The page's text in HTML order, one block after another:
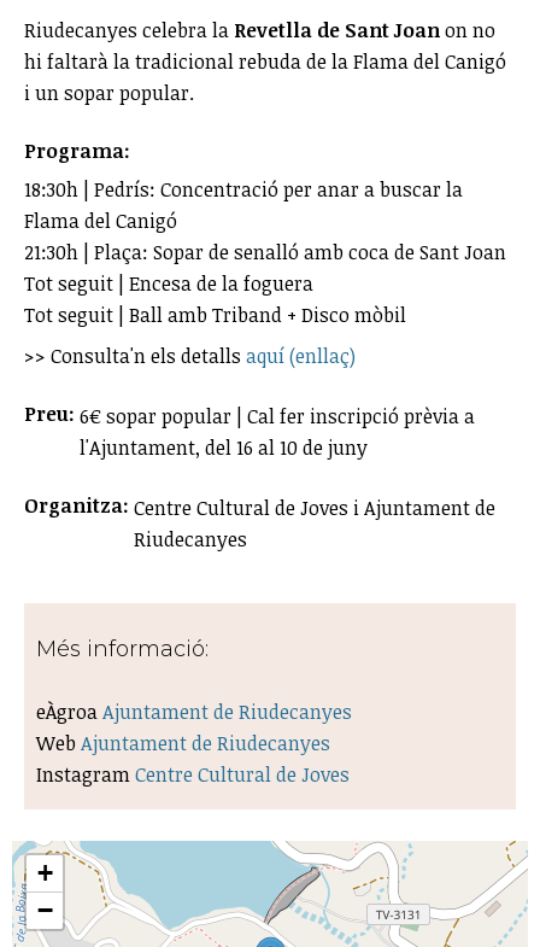
Riudecanyes celebra la Revetlla de Sant Joanon no
hi faltarà la tradicional rebuda de la Flama del Canigó
i un sopar popular.
Programa:
18:30h | Pedrís: Concentració per anar a buscar la
Flama del Canigó
21:30h | Plaça: Sopar de senalló amb coca de Sant Joan
Tot seguit | Encesa de la foguera
Tot seguit | Ball amb Triband + Disco mòbil
>> Consulta'n els detalls aquí (enllaç)
Preu: 6€ sopar popular | Cal fer inscripció prèvia a
l'Ajuntament, del 16 al 10 de juny
Organitza: Centre Cultural de Joves i Ajuntament de
Riudecanyes
Més informació:
eÀgroaAjuntament de Riudecanyes
Web Ajuntament de Riudecanyes
InstagramCentre Cultural de Joves
+
−